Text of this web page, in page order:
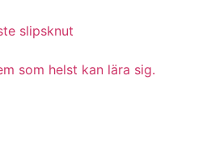
slipsknut
som helst kan lära sig.